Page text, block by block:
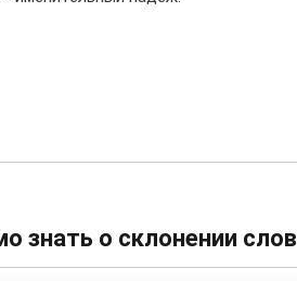
знать о склонении